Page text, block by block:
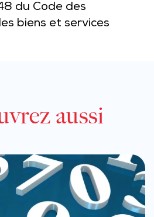
du Code des
biens et services
aussi